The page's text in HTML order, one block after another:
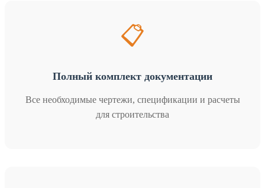
📋
Полный комплект документации
Все необходимые чертежи, спецификации и расчеты
для строительства